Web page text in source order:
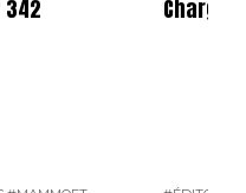
Charge